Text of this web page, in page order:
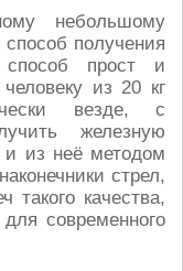
небольшому
получения
прост и
из 20 кг
везде, с
железную
и из неё методом
стрел,
такого качества,
современного